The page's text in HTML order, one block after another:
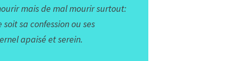
mais de mal mourir surtout:
sa confession ou ses
apaisé et serein.